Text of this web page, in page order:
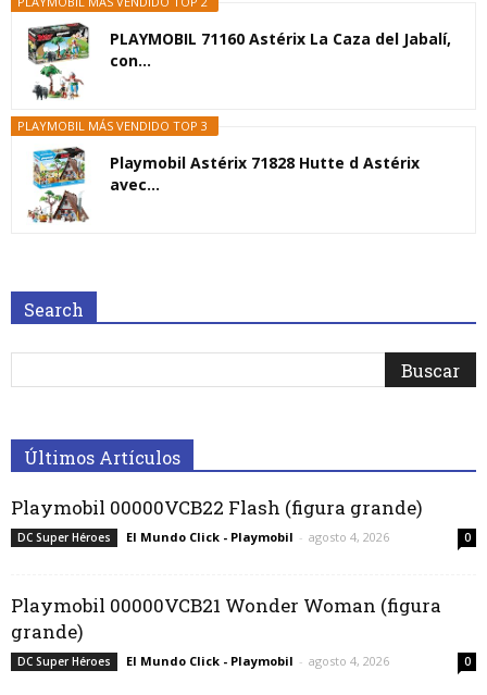
PLAYMOBIL 71160 Astérix La Caza del Jabalí,
con...
PLAYMOBIL MÁS VENDIDO TOP 3
Playmobil Astérix 71828 Hutte d Astérix
avec...
Search
Últimos Artículos
Playmobil 00000VCB22 Flash (figura grande)
DC Super Héroes El Mundo Click - Playmobil - agosto 4, 2026 0
Playmobil 00000VCB21 Wonder Woman (figura
grande)
DC Super Héroes El Mundo Click - Playmobil - agosto 4, 2026 0